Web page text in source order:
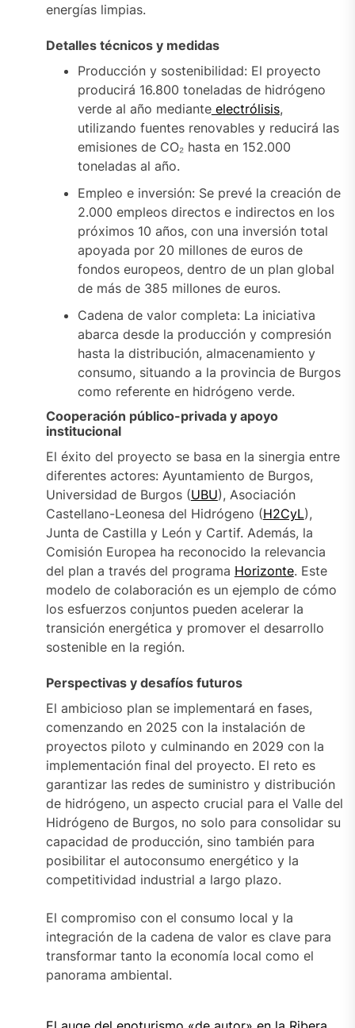
energías limpias.
Detalles técnicos y medidas
Producción y sostenibilidad: El proyecto
producirá 16.800 toneladas de hidrógeno
verde al año medianteelectrólisis,
utilizando fuentes renovables y reducirá las
emisiones de CO₂ hasta en 152.000
toneladas al año.
Empleo e inversión: Se prevé la creación de
2.000 empleos directos e indirectos en los
próximos 10 años, con una inversión total
apoyada por 20 millones de euros de
fondos europeos, dentro de un plan global
de más de 385 millones de euros.
Cadena de valor completa: La iniciativa
abarca desde la producción y compresión
hasta la distribución, almacenamiento y
consumo, situando a la provincia de Burgos
como referente en hidrógeno verde.
Cooperación público-privada y apoyo
institucional
El éxito del proyecto se basa en la sinergia entre
diferentes actores: Ayuntamiento de Burgos,
Universidad de Burgos (UBU), Asociación
Castellano-Leonesa del Hidrógeno (H2CyL),
Junta de Castilla y León y Cartif. Además, la
Comisión Europea ha reconocido la relevancia
del plan a través del programa Horizonte. Este
modelo de colaboración es un ejemplo de cómo
los esfuerzos conjuntos pueden acelerar la
transición energética y promover el desarrollo
sostenible en la región.
Perspectivas y desafíos futuros
El ambicioso plan se implementará en fases,
comenzando en 2025 con la instalación de
proyectos piloto y culminando en 2029 con la
implementación final del proyecto. El reto es
garantizar las redes de suministro y distribución
de hidrógeno, un aspecto crucial para el Valle del
Hidrógeno de Burgos, no solo para consolidar su
capacidad de producción, sino también para
posibilitar el autoconsumo energético y la
competitividad industrial a largo plazo.
El compromiso con el consumo local y la
integración de la cadena de valor es clave para
transformar tanto la economía local como el
panorama ambiental.